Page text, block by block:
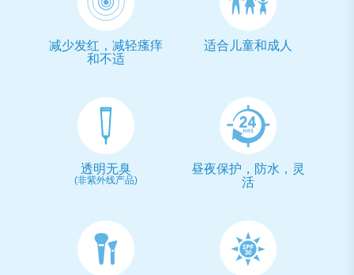
减少发红，减轻瘙痒
和不适
适合儿童和成人
透明无臭
(非紫外线产品)
昼夜保护，防水，灵
活